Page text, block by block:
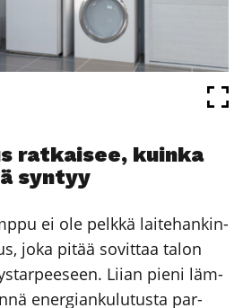
rat­kai­see, kuin­ka
syn­tyy
ei ole pelk­kä lai­te­han­kin­
joka pitää sovit­taa talon
Lii­an pie­ni läm­
ener­gian­ku­lu­tus­ta par­